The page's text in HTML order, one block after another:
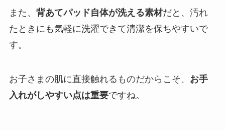
また、 背あてパッド自体が洗える素材だと、汚れ
たときにも気軽に洗濯できて清潔を保ちやすいで
す。
お子さまの肌に直接触れるものだからこそ、 お手
入れがしやすい点は重要ですね。